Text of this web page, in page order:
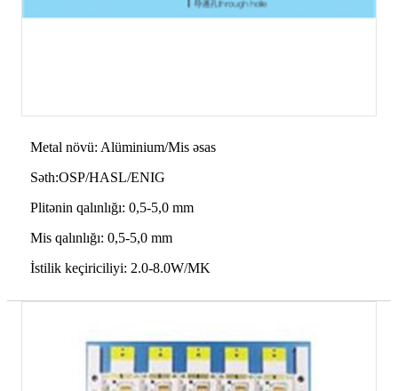
Metal növü: Alüminium/Mis əsas
Səth:OSP/HASL/ENIG
Plitənin qalınlığı: 0,5-5,0 mm
Mis qalınlığı: 0,5-5,0 mm
İstilik keçiriciliyi: 2.0-8.0W/MK